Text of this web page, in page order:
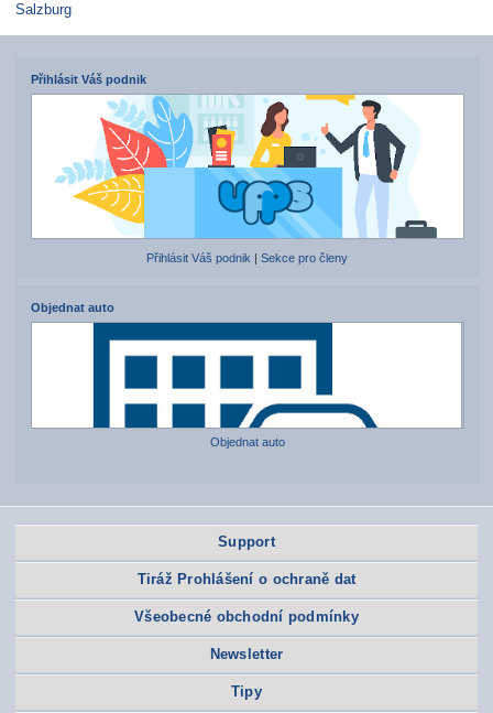
Salzburg
Přihlásit Váš podnik
Přihlásit Váš podnik |Sekce pro členy
Objednat auto
Objednat auto
Support
Tiráž Prohlášení o ochraně dat
Všeobecné obchodní podmínky
Newsletter
Tipy